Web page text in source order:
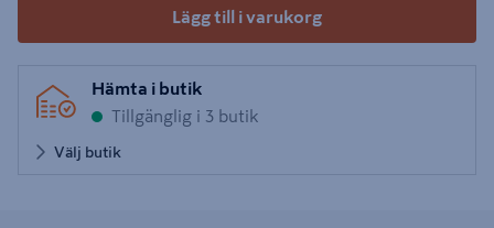
Lägg till i varukorg
Hämta i butik
Tillgänglig i 3 butik
Välj butik